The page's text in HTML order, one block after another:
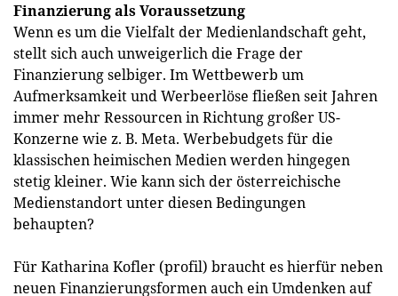
Finanzierung als Voraussetzung
Wenn es um die Vielfalt der Medienlandschaft geht,
stellt sich auch unweigerlich die Frage der
Finanzierung selbiger. Im Wettbewerb um
Aufmerksamkeit und Werbeerlöse fließen seit Jahren
immer mehr Ressourcen in Richtung großer US-
Konzerne wie z. B. Meta. Werbebudgets für die
klassischen heimischen Medien werden hingegen
stetig kleiner. Wie kann sich der österreichische
Medienstandort unter diesen Bedingungen
behaupten?
Für Katharina Kofler (profil) braucht es hierfür neben
neuen Finanzierungsformen auch ein Umdenken auf